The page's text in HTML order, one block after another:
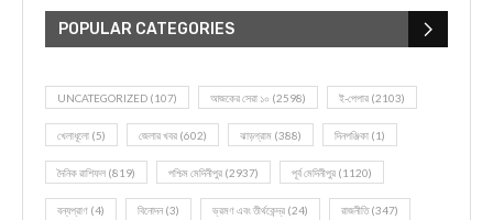
POPULAR CATEGORIES
UNCATEGORIZED (107) আজকের সেরা ১০ (2598) ই-পেপার (2103)
খেলাধূলো (5) জেলার খবর (602) ঝাড়গ্রাম (388) দিনপঞ্জিকা (1)
দৈনিক রাশিফল (819) পশ্চিম মেদিনীপুর (2937) পূর্ব মেদিনীপুর (1120)
বন্যপ্রাণ (4) বিনোদন(3) ভ্রমণ এবং তীর্থকেন্দ্র (24) রাজনীতি(347)